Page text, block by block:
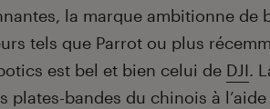
la marque ambitionne de
tels que Parrot ou plus
est bel et bien celui de DJI.
plates-bandes du chinois à